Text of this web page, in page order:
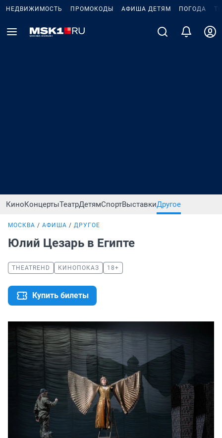
НЕДВИЖИМОСТЬ ПРОМОКОДЫ АФИША ДЕТЯМ ПОГОДА
КиноКонцертыТеатрДетямСпортВыставкиДругое
МОСКВА АФИША ДРУГОЕ
Юлий Цезарь в Египте
THEATREHD КИНОПОКАЗ 18+
Купить билеты